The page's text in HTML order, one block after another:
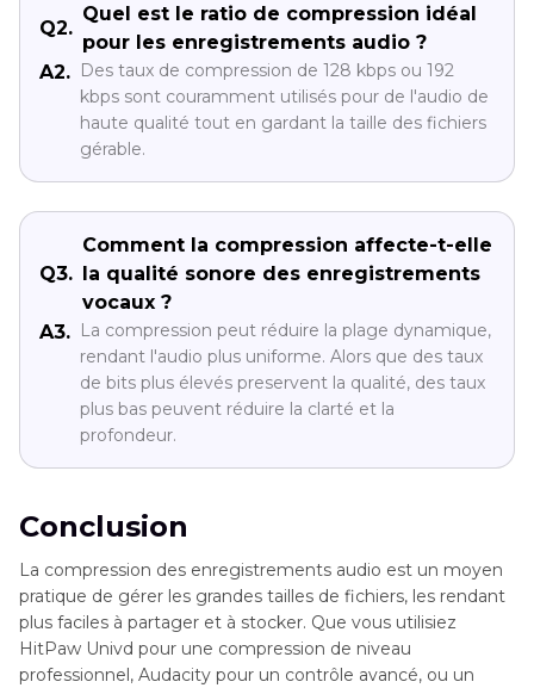
Q2.
Quel est le ratio de compression idéal
pour les enregistrements audio ?
A2.
Des taux de compression de 128 kbps ou 192
kbps sont couramment utilisés pour de l'audio de
haute qualité tout en gardant la taille des fichiers
gérable.
Q3.
Comment la compression affecte-t-elle
la qualité sonore des enregistrements
vocaux ?
A3.
La compression peut réduire la plage dynamique,
rendant l'audio plus uniforme. Alors que des taux
de bits plus élevés preservent la qualité, des taux
plus bas peuvent réduire la clarté et la
profondeur.
Conclusion
La compression des enregistrements audio est un moyen
pratique de gérer les grandes tailles de fichiers, les rendant
plus faciles à partager et à stocker. Que vous utilisiez
HitPaw Univd pour une compression de niveau
professionnel, Audacity pour un contrôle avancé, ou un